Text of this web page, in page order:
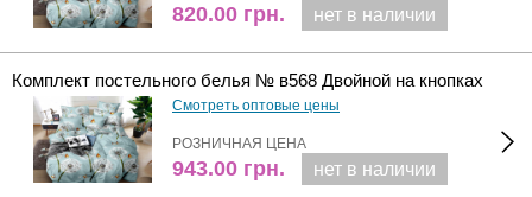
820.00 грн. нет в наличии
Комплект постельного белья № в568 Двойной на кнопках
Смотреть оптовые цены
РОЗНИЧНАЯ ЦЕНА
943.00 грн. нет в наличии